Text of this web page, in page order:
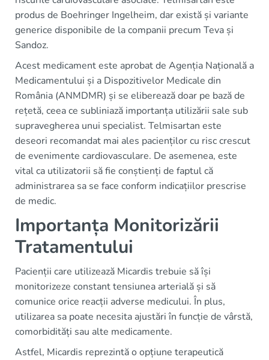
produs de Boehringer Ingelheim, dar există și variante
generice disponibile de la companii precum Teva și
Sandoz.
Acest medicament este aprobat de Agenția Națională a
Medicamentului și a Dispozitivelor Medicale din
România (ANMDMR) și se eliberează doar pe bază de
rețetă, ceea ce subliniază importanța utilizării sale sub
supravegherea unui specialist. Telmisartan este
deseori recomandat mai ales pacienților cu risc crescut
de evenimente cardiovasculare. De asemenea, este
vital ca utilizatorii să fie conștienți de faptul că
administrarea sa se face conform indicațiilor prescrise
de medic.
Importanța Monitorizării
Tratamentului
Pacienții care utilizează Micardis trebuie să își
monitorizeze constant tensiunea arterială și să
comunice orice reacții adverse medicului. În plus,
utilizarea sa poate necesita ajustări în funcție de vârstă,
comorbidități sau alte medicamente.
Astfel, Micardis reprezintă o opțiune terapeutică